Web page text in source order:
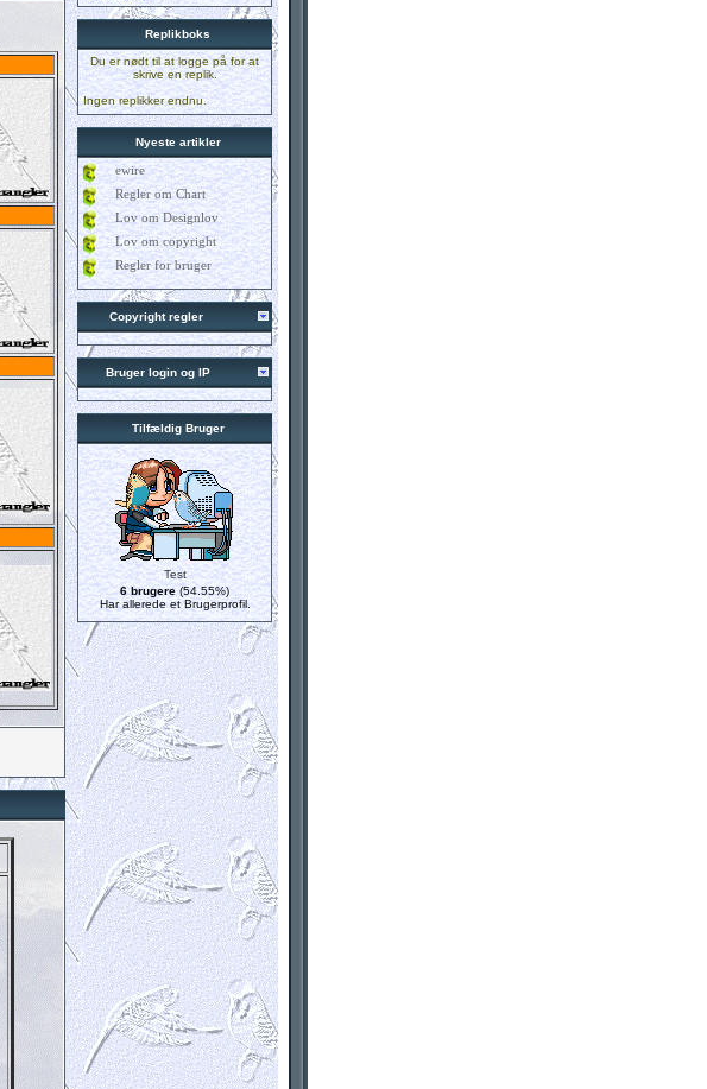
Replikboks
Du er nødt til at logge på for at
skrive en replik.
Ingen replikker endnu.
Nyeste artikler
ewire
Regler om Chart
Lov om Designlov
Lov om copyright
Regler for bruger
Copyright regler
Bruger login og IP
Tilfældig Bruger
Test
6 brugere (54.55%)
Har allerede et Brugerprofil.